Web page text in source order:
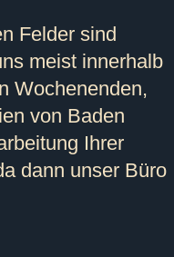
Felder sind
meist innerhalb
Wochenenden,
von Baden
Ihrer
dann unser Büro